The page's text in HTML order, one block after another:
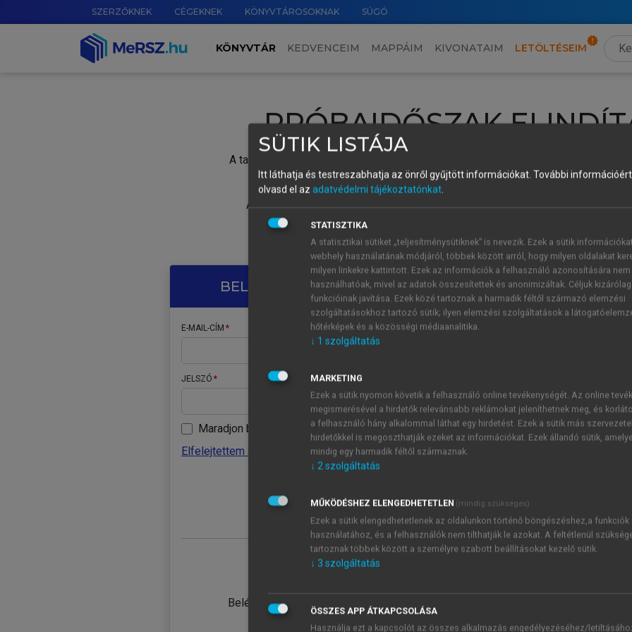
SZERZŐKNEK CÉGEKNEK KÖNYVTÁROSOKNAK SÚGÓ
KÖNYVTÁR KEDVENCEIM MAPPÁIM KIVONATAIM LETÖLTÉSEIM
PRÓBAIDŐSZAK
A tartalom megtekintéséhez lépj be a saját fiókoddal, iskolai azonosítóddal vagy
Új felhasználóként1 óra díjmentes hozzáférésrevagy
A próbaidőszak elindításához,
vagy hozz
A regisztráció után a
BELÉPÉS SAJÁT FIÓKKAL
E-MAIL-CÍM
JELSZÓ
Maradjon belépve
Elfelejtettem a jelszavamat
Belépés intézményi azonosítóval
ÚJ FIÓK
1 óra
JELSZÓ
Kérek értesítést a MeRSZ
Kérek értesítést az
SÜTIK LISTÁJA
Itt láthatja és testreszabhatja az önről gyűjtött információkat. További
olvasd el az adatvédelmi tájékoztatónkat.
STATISZTIKA
A statisztikai sütiket „teljesítménysütiknek” is nevezik. Ezek a sütik
webhely használatának módjáról, többek között arról, hogy milyen oldalakat
milyen linkekre kattintott. Ezek az információk a felhasználó azonosítására nem
használhatóak, mivel az adatok összesítettek és anonimizáltak. Céljuk
funkcióinak javítása. Ezek közé tartoznak a harmadik féltől származó elemzési
szolgáltatásokhoz tartozó sütik; ilyen elemzési szolgáltatások a
hőtérképek és a közösségi médiaanalitika.
↓ 1 szolgáltatás
MARKETING
Ezek a sütik nyomon követik a felhasználó online tevékenységét. Az online
megismerésével a hirdetők relevánsabb reklámokat jeleníthetnek meg, és
a felhasználó hány alkalommal láthat egy hirdetést. Ezek a sütik más
hirdetőkkel is megoszthatják ezeket az információkat. Ezek állandó sütik,
mindig egy harmadik féltől származnak.
↓ 2szolgáltatás
MŰKÖDÉSHEZ ELENGEDHETETLEN (mindig szükséges)
Ezek a sütik elengedhetetlenek az oldalunkon történő böngészéshez,a funkciók
használatához, és a felhasználók nem tilthatják le azokat. A feltétlenül
tartoznak többek között a személyre szabott beállításokat kezelő sütik.
↓ 3 szolgáltatás
ÖSSZES APP ÁTKAPCSOLÁSA
Használja ezt a kapcsolót az összes alkalmazás engedélyezéséhez/